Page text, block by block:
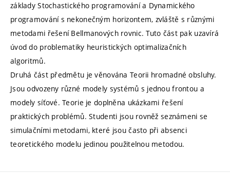
základy Stochastického programování a Dynamického
programování s nekonečným horizontem, zvláště s různými
metodami řešení Bellmanových rovnic. Tuto část pak uzavírá
úvod do problematiky heuristických optimalizačních
algoritmů.
Druhá část předmětu je věnována Teorii hromadné obsluhy.
Jsou odvozeny různé modely systémů s jednou frontou a
modely síťové. Teorie je doplněna ukázkami řešení
praktických problémů. Studenti jsou rovněž seznámeni se
simulačními metodami, které jsou často při absenci
teoretického modelu jedinou použitelnou metodou.